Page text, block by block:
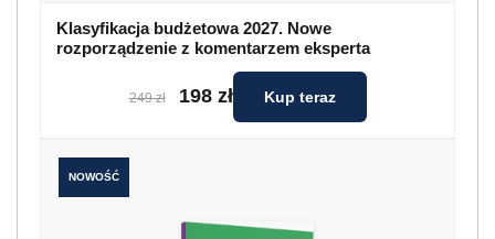
Klasyfikacja budżetowa 2027. Nowe
rozporządzenie z komentarzem eksperta
249 zł 198 zł Kup teraz
NOWOŚĆ